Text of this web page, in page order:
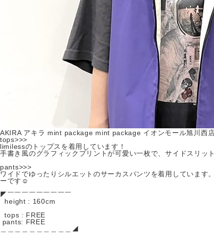
AKIRA アキラ mint package mint package イオンモール旭川西
tops>>>
limilessのトップスを着用しています！
手書き風のグラフィックプリントが可愛い一枚で、サイドスリッ
pants>>>
ワイドでゆったりシルエットのサーカスパンツを着用していま
ーです☺️
◤￣￣￣￣￣￣￣￣￣
  tops : FREE
＿＿＿＿＿＿＿＿＿＿◢